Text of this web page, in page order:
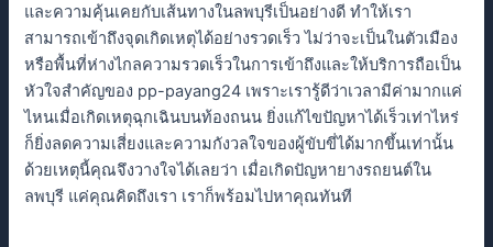
และความคุ้นเคยกับเส้นทางในลพบุรีเป็นอย่างดี ทำให้เรา
สามารถเข้าถึงจุดเกิดเหตุได้อย่างรวดเร็ว ไม่ว่าจะเป็นในตัวเมือง
หรือพื้นที่ห่างไกลความรวดเร็วในการเข้าถึงและให้บริการถือเป็น
หัวใจสำคัญของ pp-payang24 เพราะเรารู้ดีว่าเวลามีค่ามากแค่
ไหนเมื่อเกิดเหตุฉุกเฉินบนท้องถนน ยิ่งแก้ไขปัญหาได้เร็วเท่าไหร่
ก็ยิ่งลดความเสี่ยงและความกังวลใจของผู้ขับขี่ได้มากขึ้นเท่านั้น
ด้วยเหตุนี้คุณจึงวางใจได้เลยว่า เมื่อเกิดปัญหายางรถยนต์ใน
ลพบุรี แค่คุณคิดถึงเรา เราก็พร้อมไปหาคุณทันที